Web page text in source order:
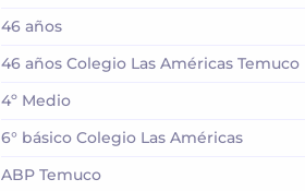
46 años
46 años Colegio Las Américas Temuco
4º Medio
6° básico Colegio Las Américas
ABP Temuco